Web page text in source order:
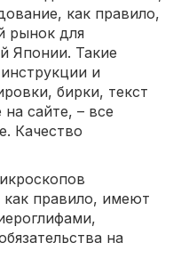
как правило,
рынок для
Японии. Такие
и
бирки, текст
сайте, – все
Качество
правило, имеют
на